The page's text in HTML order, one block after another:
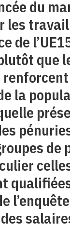
du
les
de
que
la
de